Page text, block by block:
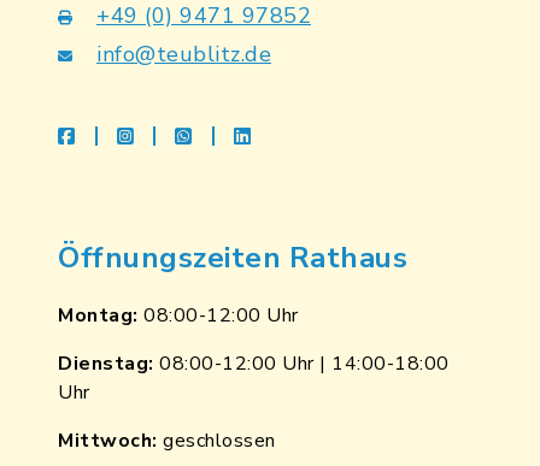
+49 (0) 9471 97852
info@teublitz.de
facebookinstagramwhatsapplinkedin
Öffnungszeiten Rathaus
Montag: 08:00-12:00 Uhr
Dienstag: 08:00-12:00 Uhr | 14:00-18:00
Uhr
Mittwoch: geschlossen